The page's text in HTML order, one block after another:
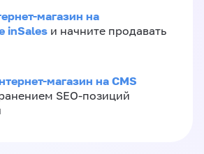
магазин на
inSales и начните продавать
магазин на CMS
SEO-позиций